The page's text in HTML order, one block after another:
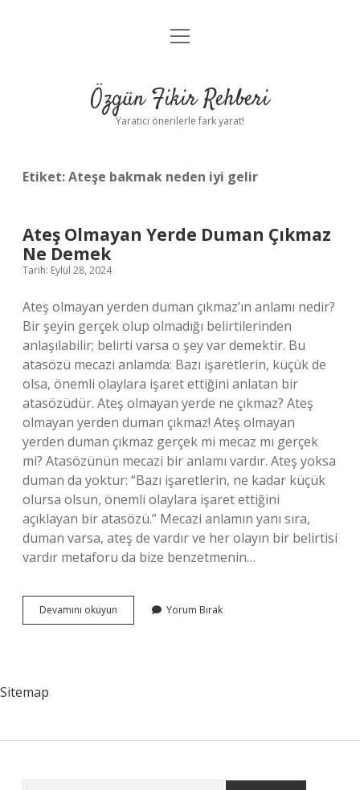
Gizlilik Politikası
Yasal Uyarı
menüyü
Özgün Fikir Rehberi
Yaratıcı önerilerle fark yarat!
Etiket:Ateşe bakmak neden iyi gelir
Ateş Olmayan Yerde Duman Çıkmaz
Ne Demek
Tarih: Eylül 28, 2024
Ateş olmayan yerden duman çıkmaz’ın anlamı nedir?
Bir şeyin gerçek olup olmadığı belirtilerinden
anlaşılabilir; belirti varsa o şey var demektir. Bu
atasözü mecazi anlamda: Bazı işaretlerin, küçük de
olsa, önemli olaylara işaret ettiğini anlatan bir
atasözüdür. Ateş olmayan yerde ne çıkmaz? Ateş
olmayan yerden duman çıkmaz! Ateş olmayan
yerden duman çıkmaz gerçek mi mecaz mı gerçek
mi? Atasözünün mecazi bir anlamı vardır. Ateş yoksa
duman da yoktur: “Bazı işaretlerin, ne kadar küçük
olursa olsun, önemli olaylara işaret ettiğini
açıklayan bir atasözü.” Mecazi anlamın yanı sıra,
duman varsa, ateş de vardır ve her olayın bir belirtisi
vardır metaforu da bize benzetmenin…
Devamını okuyun
Olmayan
Yorum Bırak
Sitemap